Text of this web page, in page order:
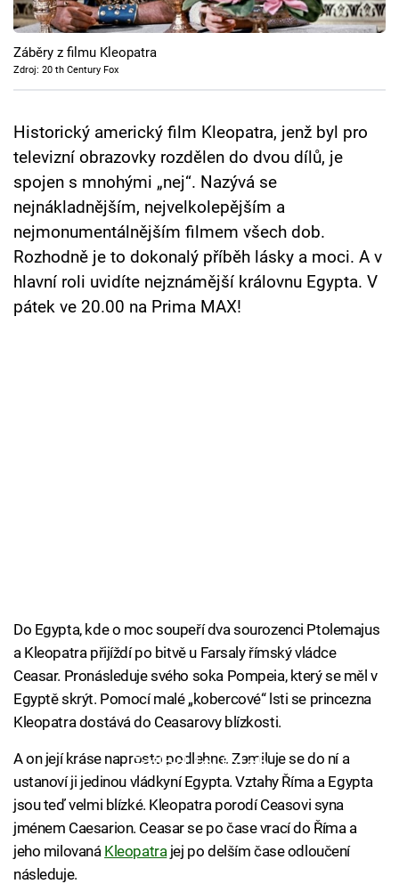
Cool Esport
Pořady
Sledujte prima+
Přihlášení
Záběry z filmu Kleopatra
Zdroj: 20 th Century Fox
Historický americký film Kleopatra, jenž byl pro
televizní obrazovky rozdělen do dvou dílů, je
spojen s mnohými „nej“. Nazývá se
nejnákladnějším, nejvelkolepějším a
nejmonumentálnějším filmem všech dob.
Rozhodně je to dokonalý příběh lásky a moci. A v
hlavní roli uvidíte nejznámější královnu Egypta. V
pátek ve 20.00 na Prima MAX!
Do Egypta, kde o moc soupeří dva sourozenci Ptolemajus
a Kleopatra přijíždí po bitvě u Farsaly římský vládce
Ceasar. Pronásleduje svého soka Pompeia, který se měl v
Egyptě skrýt. Pomocí malé „kobercové“ lsti se princezna
Kleopatra dostává do Ceasarovy blízkosti.
Failed to fetch
A on její kráse naprosto podlehne. Zamiluje se do ní a
ustanoví ji jedinou vládkyní Egypta. Vztahy Říma a Egypta
jsou teď velmi blízké. Kleopatra porodí Ceasovi syna
jménem Caesarion. Ceasar se po čase vrací do Říma a
jeho milovaná Kleopatrajej po delším čase odloučení
následuje.